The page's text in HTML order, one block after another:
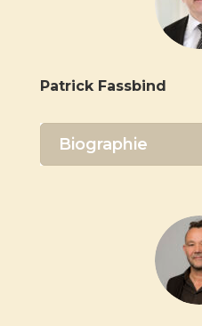
Patrick Fassbind
Biographie